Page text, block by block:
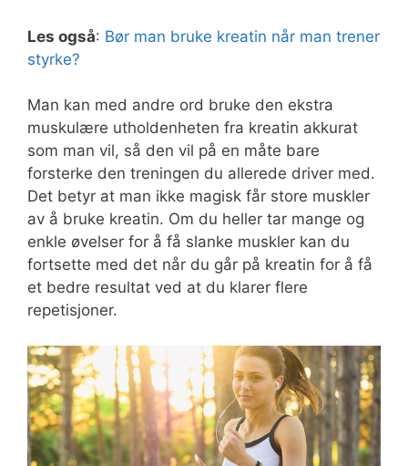
Les også: Bør man bruke kreatin når man trener
styrke?
Man kan med andre ord bruke den ekstra
muskulære utholdenheten fra kreatin akkurat
som man vil, så den vil på en måte bare
forsterke den treningen du allerede driver med.
Det betyr at man ikke magisk får store muskler
av å bruke kreatin. Om du heller tar mange og
enkle øvelser for å få slanke muskler kan du
fortsette med det når du går på kreatin for å få
et bedre resultat ved at du klarer flere
repetisjoner.